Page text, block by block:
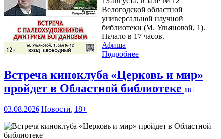
Вологодской областной
универсальной научной
библиотеки (М. Ульяновой, 1).
Начало в 17 часов.
Афиша
Подробнее
Встреча киноклуба «Церковь и мир»
пройдет в Областной библиотеке 18+
03.08.2026 Новости, 18+